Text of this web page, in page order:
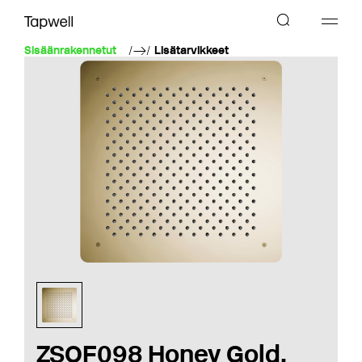
Sisäänrakennetut Lisätarvikkeet
ZSOF098 Honey Gold,